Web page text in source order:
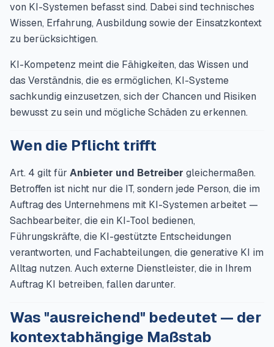
von KI-Systemen befasst sind. Dabei sind technisches
Wissen, Erfahrung, Ausbildung sowie der Einsatzkontext
zu berücksichtigen.
KI-Kompetenz meint die Fähigkeiten, das Wissen und
das Verständnis, die es ermöglichen, KI-Systeme
sachkundig einzusetzen, sich der Chancen und Risiken
bewusst zu sein und mögliche Schäden zu erkennen.
Wen die Pflicht trifft
Art. 4 gilt für Anbieter und Betreiber gleichermaßen.
Betroffen ist nicht nur die IT, sondern jede Person, die im
Auftrag des Unternehmens mit KI-Systemen arbeitet —
Sachbearbeiter, die ein KI-Tool bedienen,
Führungskräfte, die KI-gestützte Entscheidungen
verantworten, und Fachabteilungen, die generative KI im
Alltag nutzen. Auch externe Dienstleister, die in Ihrem
Auftrag KI betreiben, fallen darunter.
Was "ausreichend" bedeutet — der
kontextabhängige Maßstab